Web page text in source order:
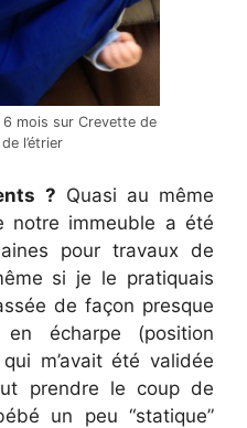
6 mois sur Crevette de
l’étrier
? Quasi au même
notre immeuble a été
pour travaux de
si je le pratiquais
de façon presque
écharpe (position
m’avait été validée
prendre le coup de
un peu “statique”